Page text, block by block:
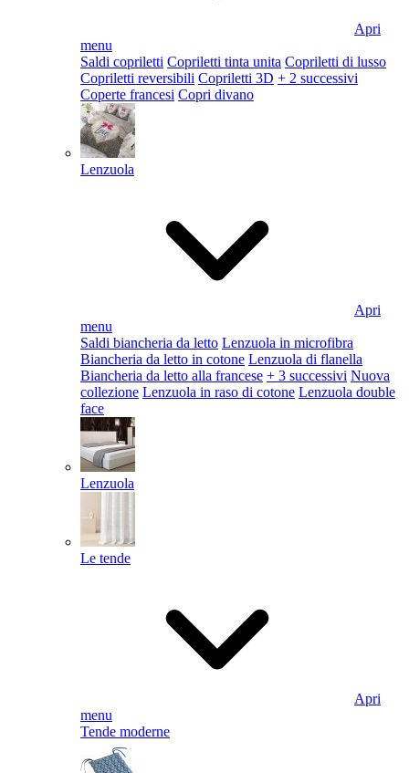
Apri
menu
Saldi copriletti Copriletti tinta unita Copriletti di lusso
Copriletti reversibili Copriletti 3D + 2 successivi
Coperte francesi Copri divano
Lenzuola
Apri
menu
Saldi biancheria da letto Lenzuola in microfibra
Biancheria da letto in cotone Lenzuola di flanella
Biancheria da letto alla francese + 3 successivi Nuova
collezione Lenzuola in raso di cotone Lenzuola double
face
Lenzuola
Le tende
Apri
menu
Tende moderne